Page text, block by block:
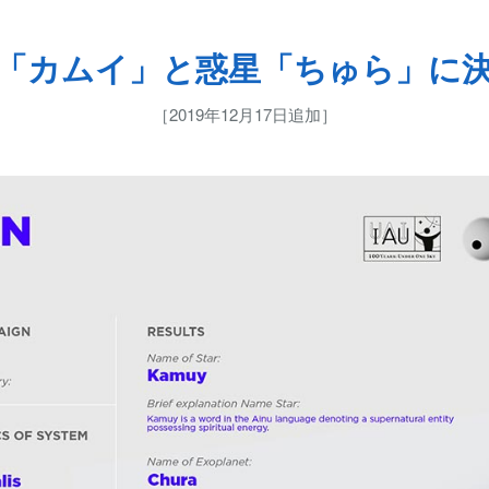
カムイ」と惑星「ちゅら」に
［2019年12月17日追加］